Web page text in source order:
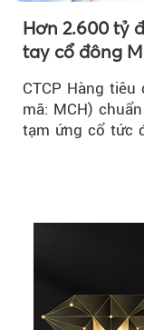
Hơn 2.600 tỷ
tay cổ đông
CTCP Hàng tiêu
mã: MCH)
tạm ứng cổ tức